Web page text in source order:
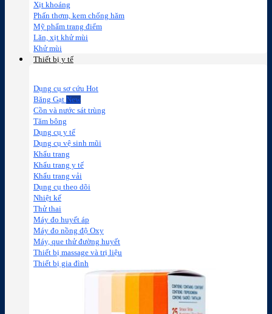
Xịt khoáng
Phấn thơm, kem chống hăm
Mỹ phẩm trang điểm
Lăn, xịt khử mùi
Khử mùi
Thiết bị y tế
Dụng cụ sơ cứu
Băng Gạt
Cồn và nước sát trùng
Tăm bông
Dụng cụ y tế
Dụng cụ vệ sinh mũi
Khẩu trang
Khẩu trang y tế
Khẩu trang vải
Dụng cụ theo dõi
Nhiệt kế
Thử thai
Máy đo huyết áp
Máy đo nồng độ Oxy
Máy, que thử đường huyết
Thiết bị massage và trị liệu
Thiết bị gia đình